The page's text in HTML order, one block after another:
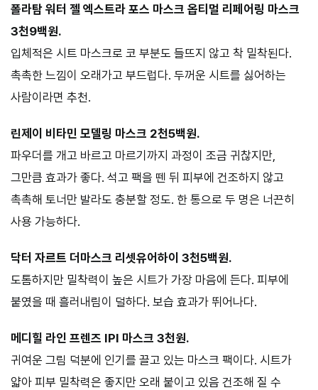
폴라탐 워터 젤 엑스트라 포스 마스크 옵티멀 리페어링 마스크
3천9백원.
입체적은 시트 마스크로 코 부분도 들뜨지 않고 착 밀착된다.
촉촉한 느낌이 오래가고 부드럽다. 두꺼운 시트를 싫어하는
사람이라면 추천.
린제이 비타민 모델링 마스크 2천5백원.
파우더를 개고 바르고 마르기까지 과정이 조금 귀찮지만,
그만큼 효과가 좋다. 석고 팩을 뗀 뒤 피부에 건조하지 않고
촉촉해 토너만 발라도 충분할 정도. 한 통으로 두 명은 너끈히
사용 가능하다.
닥터 자르트 더마스크 리셋유어하이 3천5백원.
도톰하지만 밀착력이 높은 시트가 가장 마음에 든다. 피부에
붙였을 때 흘러내림이 덜하다. 보습 효과가 뛰어나다.
메디힐 라인 프렌즈 IPI 마스크 3천원.
귀여운 그림 덕분에 인기를 끌고 있는 마스크 팩이다. 시트가
얇아 피부 밀착력은 좋지만 오래 붙이고 있음 건조해 질 수